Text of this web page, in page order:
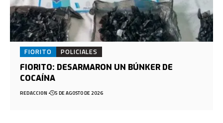
FIORITO POLICIALES
FIORITO: DESARMARON UN BÚNKER DE
COCAÍNA
REDACCION 5 DE AGOSTO DE 2026